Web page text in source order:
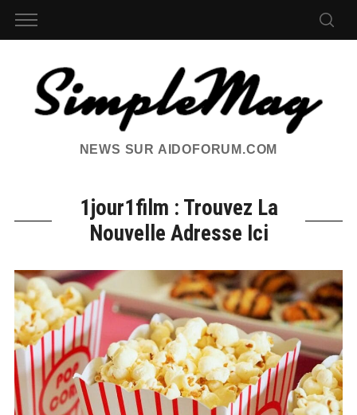
NEWS SUR AIDOFORUM.COM
1jour1film : Trouvez La
Nouvelle Adresse Ici